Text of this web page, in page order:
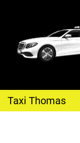
Taxi Thomas